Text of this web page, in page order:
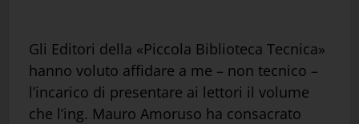
Gli Editori della «Piccola Biblioteca Tecnica»
hanno voluto affidare a me – non tecnico –
l’incarico di presentare ai lettori il volume
che l’ing. Mauro Amoruso ha consacrato